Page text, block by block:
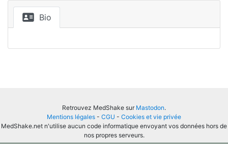
Bio
Retrouvez MedShake sur Mastodon.
Mentions légales - CGU - Cookies et vie privée
MedShake.net n'utilise aucun code informatique envoyant vos données hors de
nos propres serveurs.